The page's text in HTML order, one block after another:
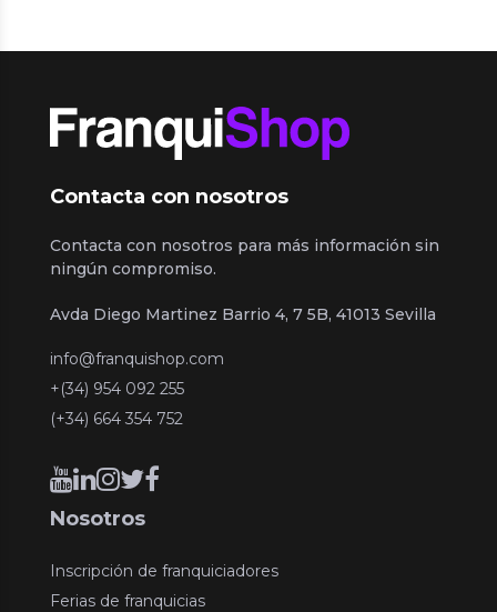
Contacta con nosotros
Contacta con nosotros para más información sin
ningún compromiso.
Avda Diego Martinez Barrio 4, 7 5B, 41013 Sevilla
info@franquishop.com
+(34) 954 092 255
(+34) 664 354 752
Nosotros
Inscripción de franquiciadores
Ferias de franquicias